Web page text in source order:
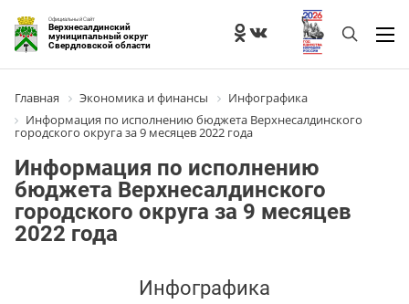
Официальный Сайт
Верхнесалдинский
муниципальный округ
Свердловской области
Главная Экономика и финансы
Инфографика
Информация по исполнению бюджета Верхнесалдинского
городского округа за 9 месяцев 2022 года
Информация по исполнению
бюджета Верхнесалдинского
городского округа за 9 месяцев
2022 года
Инфографика